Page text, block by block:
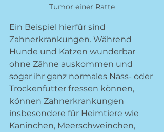
Tumor einer Ratte
Ein Beispiel hierfür sind
Zahnerkrankungen. Während
Hunde und Katzen wunderbar
ohne Zähne auskommen und
sogar ihr ganz normales Nass- oder
Trockenfutter fressen können,
können Zahnerkrankungen
insbesondere für Heimtiere wie
Kaninchen, Meerschweinchen,